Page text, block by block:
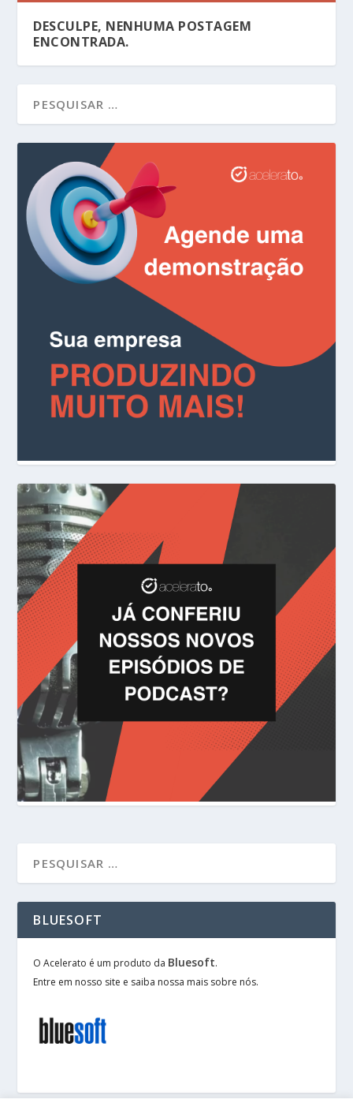
DESCULPE, NENHUMA POSTAGEM
ENCONTRADA.
BLUESOFT
O Acelerato é um produto da Bluesoft.
Entre em nosso site e saiba nossa mais sobre nós.